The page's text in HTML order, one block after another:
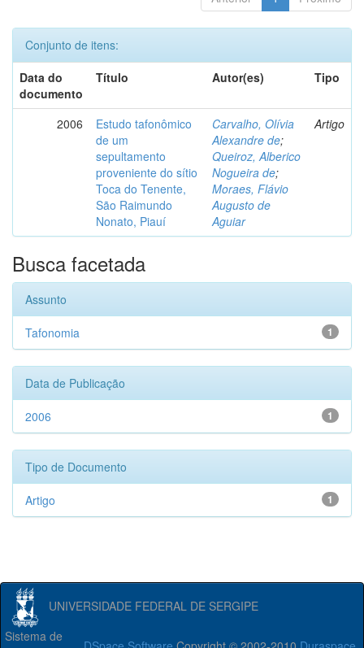
Conjunto de itens:
Data do
documento
Título Autor(es) Tipo
2006
Estudo tafonômico
de um
sepultamento
proveniente do sítio
Toca do Tenente,
São Raimundo
Nonato, Piauí
Carvalho, Olívia
Alexandre de;
Queiroz, Alberico
Nogueira de;
Moraes, Flávio
Augusto de
Aguiar
Artigo
Busca facetada
Assunto
1
Tafonomia
Data de Publicação
1
2006
Tipo de Documento
1
Artigo
UNIVERSIDADE FEDERAL DE SERGIPE
Sistema de